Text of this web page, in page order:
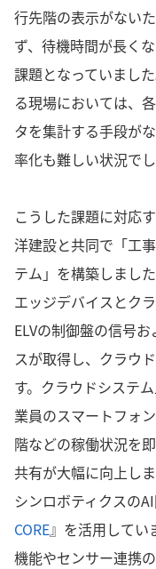
行先階の表示がない
ず、待機時間が長く
課題となっていまし
る現場においては、
タを集計する手段が
率化も難しい状況でし
こうした課題に対応
洋建設と共同で「工
テム」を構築しまし
エッジデバイスとク
ELVの制御盤の信号
スが取得し、クラウ
す。クラウドシステ
業員のスマートフォ
階などの稼働状況を
共有が大幅に向上し
シンロボティクスの
CORE』を活用してい
機能やセンサー連携